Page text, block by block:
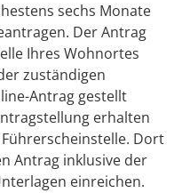
sechs Monate
Der Antrag
Ihres Wohnortes
zuständigen
Antrag gestellt
erhalten
Dort
Antrag inklusive der
einreichen.